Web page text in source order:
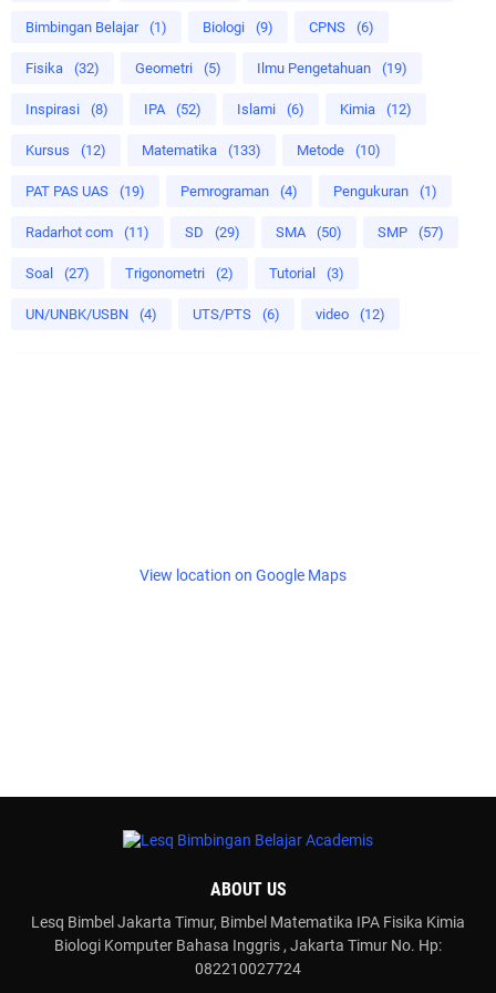
Bimbingan Belajar (1) Biologi (9) CPNS (6)
Fisika (32) Geometri (5) Ilmu Pengetahuan (19)
Inspirasi (8) IPA (52) Islami (6) Kimia (12)
Kursus (12) Matematika (133) Metode (10)
PAT PAS UAS (19) Pemrograman (4) Pengukuran (1)
Radarhot com (11) SD (29) SMA (50) SMP (57)
Soal (27) Trigonometri (2) Tutorial (3)
UN/UNBK/USBN (4) UTS/PTS (6) video (12)
View location on Google Maps
ABOUT US
Lesq Bimbel Jakarta Timur, Bimbel Matematika IPA Fisika Kimia
Biologi Komputer Bahasa Inggris , Jakarta Timur No. Hp:
082210027724